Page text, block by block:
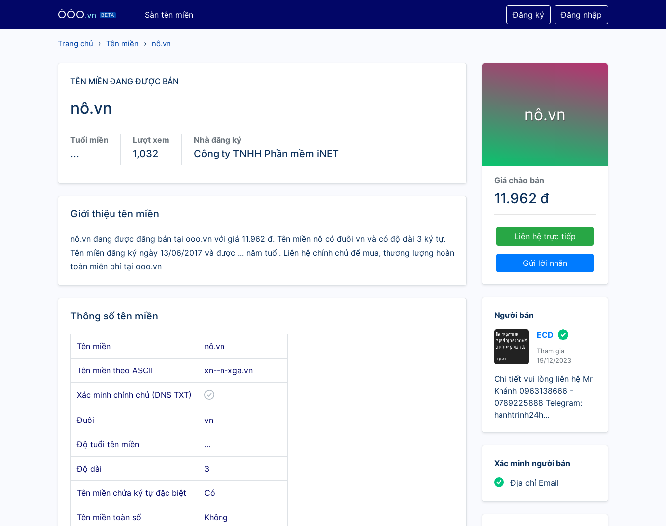
ÒÓO.vn BETA Sàn tên miền Đăng ký Đăng nhập
Trang chủ › Tên miền › nô.vn
TÊN MIỀN ĐANG ĐƯỢC BÁN
nô.vn
Tuổi miền
...
Lượt xem
1,032
Nhà đăng ký
Công ty TNHH Phần mềm iNET
Giới thiệu tên miền
nô.vn đang được đăng bán tại ooo.vn với giá 11.962 đ. Tên miền nô có đuôi vn và có độ dài 3 ký tự.
Tên miền đăng ký ngày 13/06/2017 và được ... năm tuổi. Liên hệ chính chủ để mua, thương lượng hoàn
toàn miễn phí tại ooo.vn
Thông số tên miền
Tên miền nô.vn
Tên miền theo ASCII xn--n-xga.vn
Xác minh chính chủ (DNS TXT)
Đuôi vn
Độ tuổi tên miền ...
Độ dài 3
Tên miền chứa ký tự đặc biệt Có
Tên miền toàn số Không
nô.vn
Giá chào bán
11.962 đ
Liên hệ trực tiếp
Gửi lời nhắn
Người bán
ECD
Tham gia
19/12/2023
Chi tiết vui lòng liên hệ Mr
Khánh 0963138666 -
0789225888 Telegram:
hanhtrinh24h...
Xác minh người bán
Địa chỉ Email